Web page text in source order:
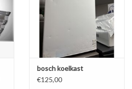
bosch koelkast
€125,00